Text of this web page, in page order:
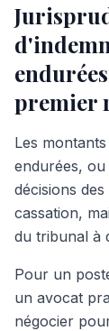
premier
Les
endurées,
décisions
cassation,
du tribunal à
Pour un
un avocat
négocier